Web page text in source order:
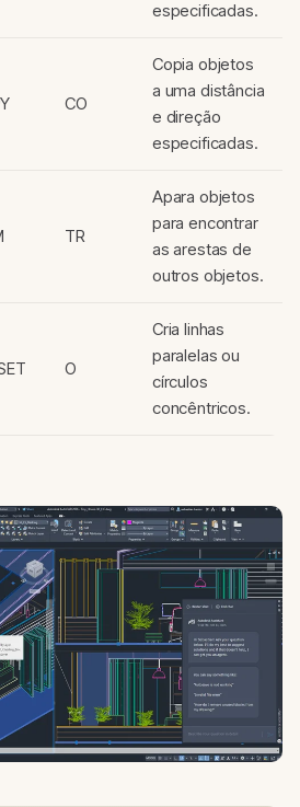
especificadas.
CO
Copia objetos
a uma distância
e direção
especificadas.
TR
Apara objetos
para encontrar
as arestas de
outros objetos.
O
Cria linhas
paralelas ou
círculos
concêntricos.